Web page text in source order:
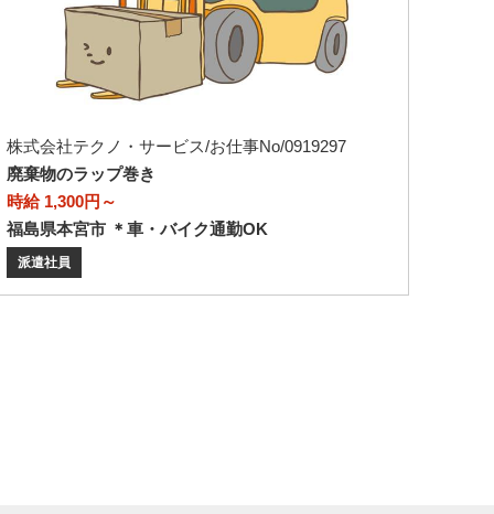
株式会社テクノ・サービス/お仕事No/0919297
廃棄物のラップ巻き
時給 1,300円～
福島県本宮市 ＊車・バイク通勤OK
派遣社員